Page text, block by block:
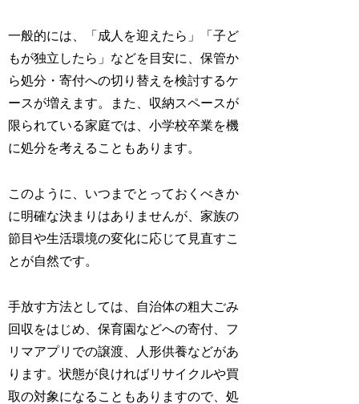
一般的には、「成人を迎えたら」「子ど
もが独立したら」などを目安に、保管か
ら処分・寄付への切り替えを検討するケ
ースが増えます。また、収納スペースが
限られている家庭では、小学校卒業を機
に処分を考えることもあります。
このように、いつまでとっておくべきか
に明確な決まりはありませんが、家族の
節目や生活環境の変化に応じて見直すこ
とが自然です。
手放す方法としては、自治体の粗大ごみ
回収をはじめ、保育園などへの寄付、フ
リマアプリでの譲渡、人形供養などがあ
ります。状態が良ければリサイクルや買
取の対象になることもありますので、処